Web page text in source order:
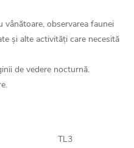
observarea faunei
și alte activități care necesită
de vedere nocturnă.
TL3